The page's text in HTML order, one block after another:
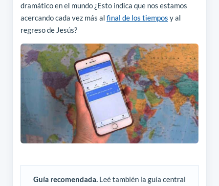
dramático en el mundo ¿Esto indica que nos estamos
acercando cada vez más al final de los tiempos y al
regreso de Jesús?
Guía recomendada.Leé también la guía central